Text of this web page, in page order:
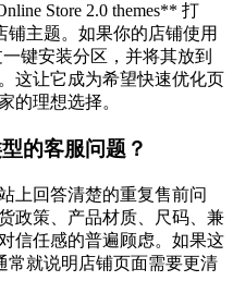
Store 2.0 themes** 打
铺主题。如果你的店铺使用
键安装分区，并将其放到
这让它成为希望快速优化页
的理想选择。
的客服问题？
上回答清楚的重复售前问
政策、产品材质、尺码、兼
信任感的普遍顾虑。如果这
常就说明店铺页面需要更清